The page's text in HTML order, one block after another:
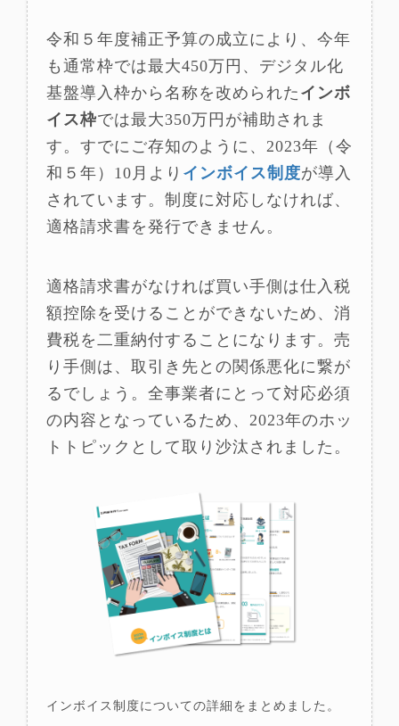
令和５年度補正予算の成立により、今年
も通常枠では最大450万円、デジタル化
基盤導入枠から名称を改められた インボ
イス枠では最大350万円が補助されま
す。すでにご存知のように、2023年（令
和５年）10月より インボイス制度が導入
されています。制度に対応しなければ、
適格請求書を発行できません。
適格請求書がなければ買い手側は仕入税
額控除を受けることができないため、消
費税を二重納付することになります。売
り手側は、取引き先との関係悪化に繋が
るでしょう。全事業者にとって対応必須
の内容となっているため、2023年のホッ
トトピックとして取り沙汰されました。
インボイス制度についての詳細をまとめました。